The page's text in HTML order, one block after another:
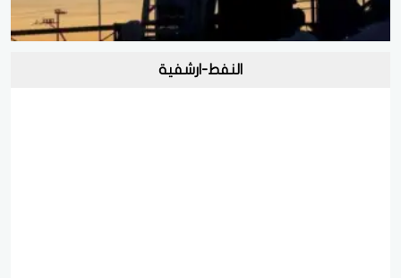
النفط-ارشفية